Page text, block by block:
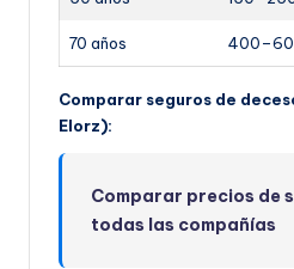
70 años
Comparar seguros de
Elorz):
Comparar precios de
todas las compañías